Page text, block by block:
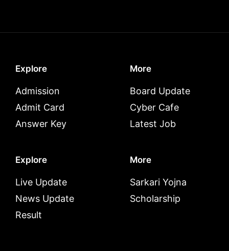
Explore
Admission
Admit Card
Answer Key
More
Board Update
Cyber Cafe
Latest Job
Explore
Live Update
News Update
Result
More
Sarkari Yojna
Scholarship